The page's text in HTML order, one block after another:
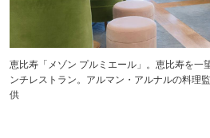
恵比寿「メゾン プルミエール」。恵比寿を一
ンチレストラン。アルマン・アルナルの料理
供